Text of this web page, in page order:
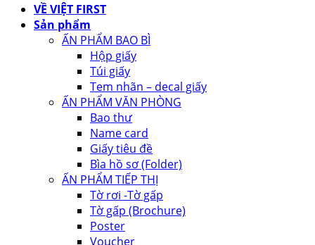
VỀ VIỆT FIRST
Sản phẩm
ẤN PHẨM BAO BÌ
Hộp giấy
Túi giấy
Tem nhãn – decal giấy
ẤN PHẨM VĂN PHÒNG
Bao thư
Name card
Giấy tiêu đề
Bìa hồ sơ (Folder)
ẤN PHẨM TIẾP THỊ
Tờ rơi -Tờ gấp
Tờ gấp (Brochure)
Poster
Voucher